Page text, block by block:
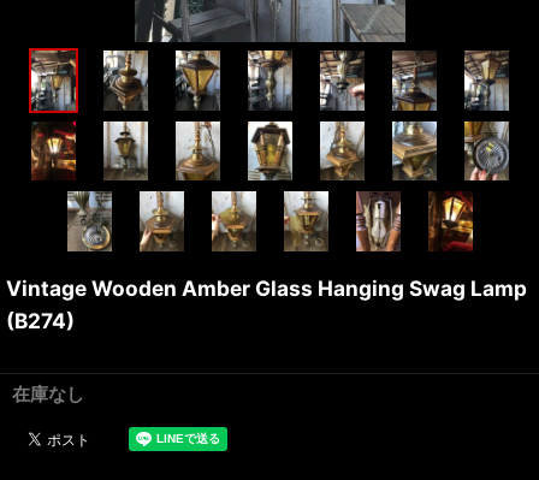
Vintage Wooden Amber Glass Hanging Swag Lamp
(B274)
在庫なし